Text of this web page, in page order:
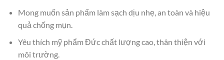
Mong muốn sản phẩm làm sạch dịu nhẹ, an toàn và hiệu
quả chống mụn.
Yêu thích mỹ phẩm Đức chất lượng cao, thân thiện với
môi trường.